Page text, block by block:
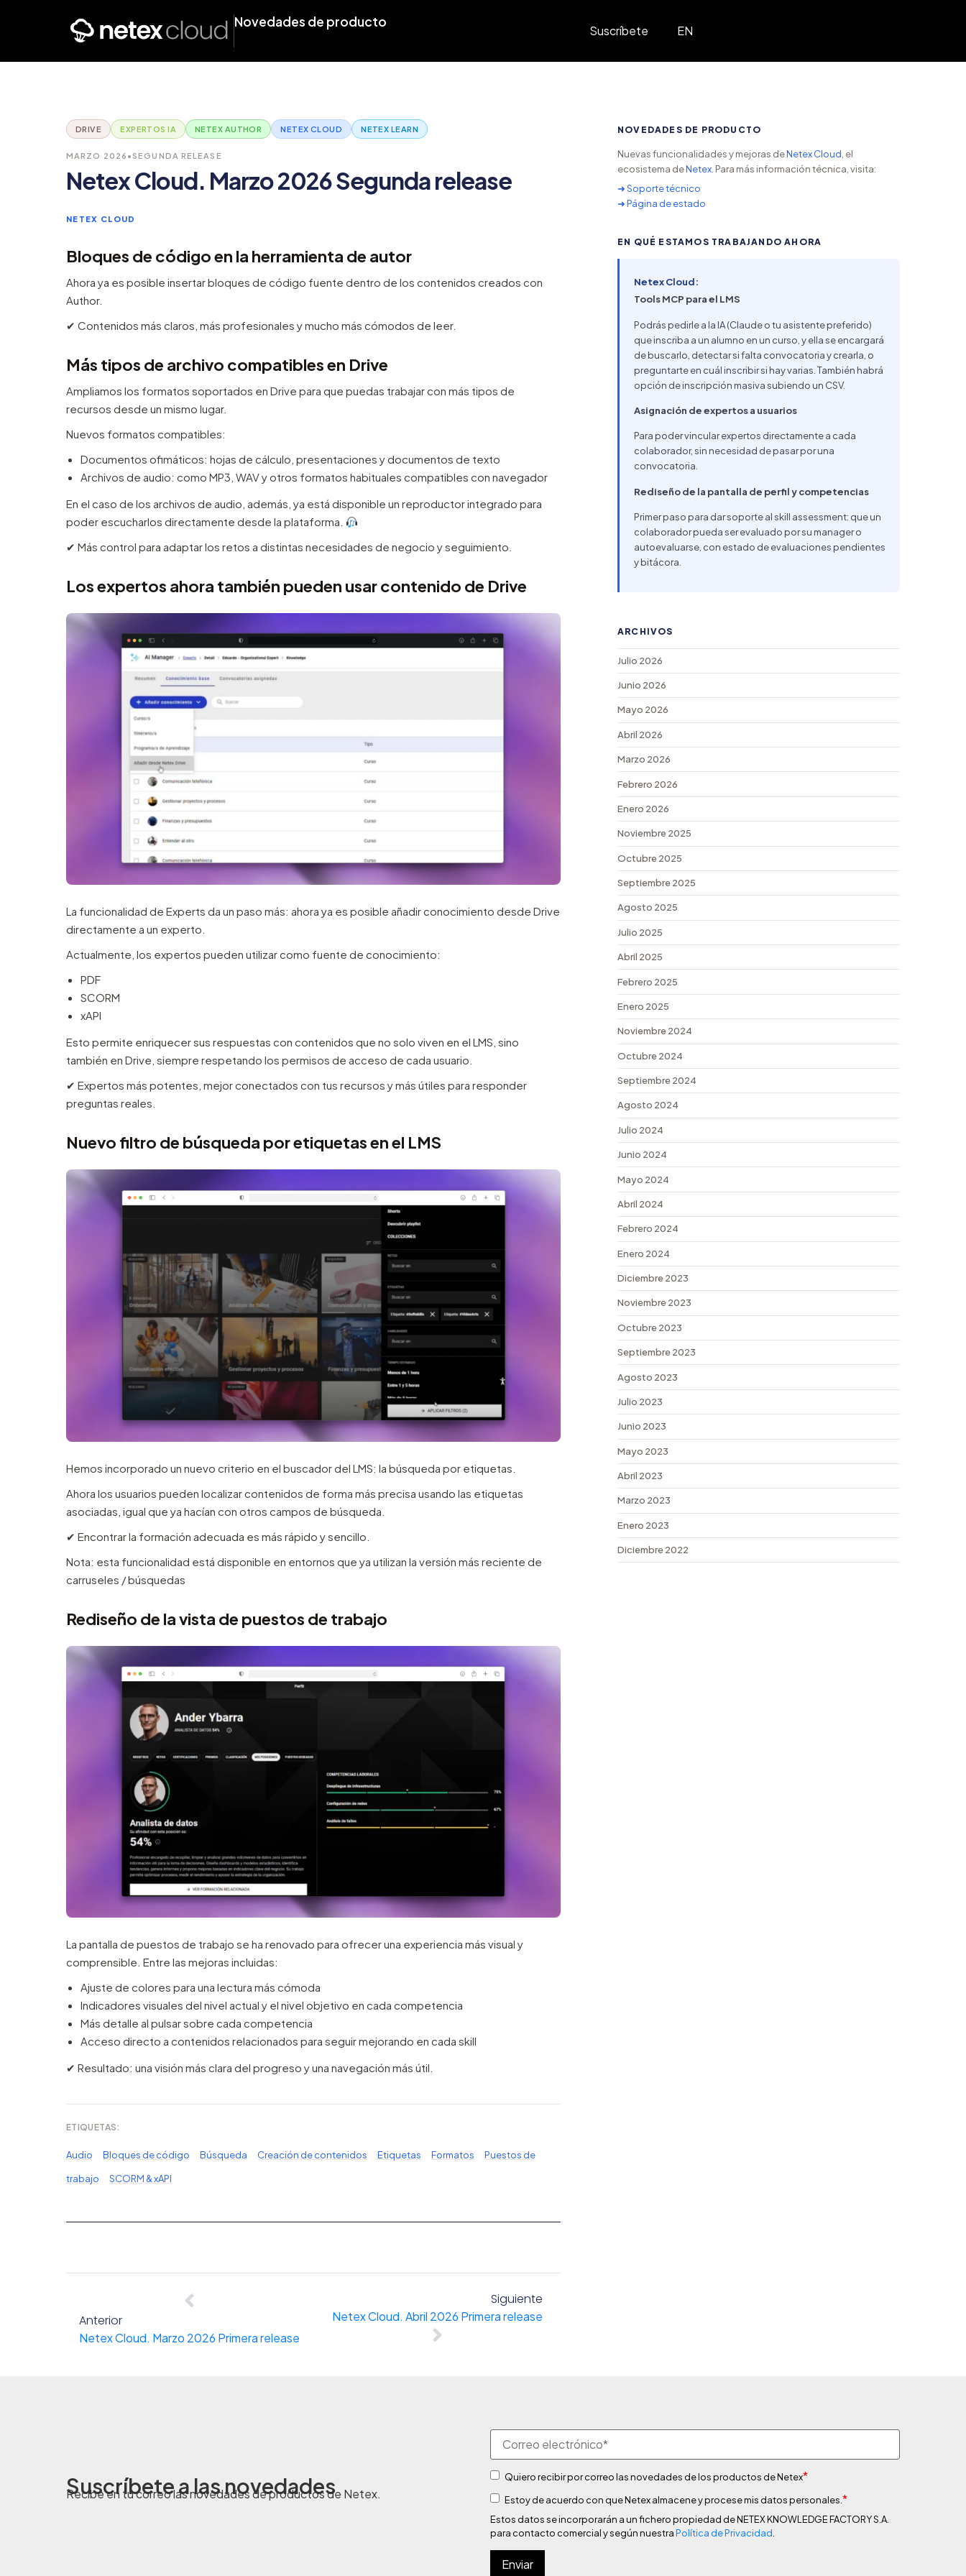
Novedades de producto
Suscríbete EN
DRIVE EXPERTOS IA NETEX AUTHOR NETEX CLOUD NETEX LEARN
MARZO 2026 • SEGUNDA RELEASE
Netex Cloud. Marzo 2026 Segunda release
NETEX CLOUD
Bloques de código en la herramienta de autor
Ahora ya es posible insertar bloques de código fuente dentro de los contenidos creados con
Author.
✔︎ Contenidos más claros, más profesionales y mucho más cómodos de leer.
Más tipos de archivo compatibles en Drive
Ampliamos los formatos soportados en Drive para que puedas trabajar con más tipos de
recursos desde un mismo lugar.
Nuevos formatos compatibles:
Documentos ofimáticos: hojas de cálculo, presentaciones y documentos de texto
Archivos de audio: como MP3, WAV y otros formatos habituales compatibles con navegador
En el caso de los archivos de audio, además, ya está disponible un reproductor integrado para
poder escucharlos directamente desde la plataforma.
✔︎ Más control para adaptar los retos a distintas necesidades de negocio y seguimiento.
Los expertos ahora también pueden usar contenido de Drive
La funcionalidad de Experts da un paso más: ahora ya es posible añadir conocimiento desde Drive
directamente a un experto.
Actualmente, los expertos pueden utilizar como fuente de conocimiento:
PDF
SCORM
xAPI
Esto permite enriquecer sus respuestas con contenidos que no solo viven en el LMS, sino
también en Drive, siempre respetando los permisos de acceso de cada usuario.
✔︎ Expertos más potentes, mejor conectados con tus recursos y más útiles para responder
preguntas reales.
Nuevo filtro de búsqueda por etiquetas en el LMS
Hemos incorporado un nuevo criterio en el buscador del LMS: la búsqueda por etiquetas.
Ahora los usuarios pueden localizar contenidos de forma más precisa usando las etiquetas
asociadas, igual que ya hacían con otros campos de búsqueda.
✔︎ Encontrar la formación adecuada es más rápido y sencillo.
Nota: esta funcionalidad está disponible en entornos que ya utilizan la versión más reciente de
carruseles / búsquedas
Rediseño de la vista de puestos de trabajo
La pantalla de puestos de trabajo se ha renovado para ofrecer una experiencia más visual y
comprensible. Entre las mejoras incluidas:
Ajuste de colores para una lectura más cómoda
Indicadores visuales del nivel actual y el nivel objetivo en cada competencia
Más detalle al pulsar sobre cada competencia
Acceso directo a contenidos relacionados para seguir mejorando en cada skill
✔︎ Resultado: una visión más clara del progreso y una navegación más útil.
ETIQUETAS:
Audio Bloques de código Búsqueda Creación de contenidos Etiquetas Formatos Puestos de
trabajo SCORM & xAPI
Anterior
Netex Cloud. Marzo 2026 Primera release
Siguiente
Netex Cloud. Abril 2026 Primera release
NOVEDADES DE PRODUCTO
Nuevas funcionalidades y mejoras deNetex Cloud , el
ecosistema deNetex . Para más información técnica, visita:
➜ Soporte técnico
➜ Página de estado
EN QUÉ ESTAMOS TRABAJANDO AHORA
Netex Cloud:
Tools MCP para el LMS
Podrás pedirle a la IA (Claude o tu asistente preferido)
que inscriba a un alumno en un curso, y ella se encargará
de buscarlo, detectar si falta convocatoria y crearla, o
preguntarte en cuál inscribir si hay varias. También habrá
opción de inscripción masiva subiendo un CSV.
Asignación de expertos a usuarios
Para poder vincular expertos directamente a cada
colaborador, sin necesidad de pasar por una
convocatoria.
Rediseño de la pantalla de perfil y competencias
Primer paso para dar soporte al skill assessment: que un
colaborador pueda ser evaluado por su manager o
autoevaluarse, con estado de evaluaciones pendientes
y bitácora.
ARCHIVOS
Julio 2026
Junio 2026
Mayo 2026
Abril 2026
Marzo 2026
Febrero 2026
Enero 2026
Noviembre 2025
Octubre 2025
Septiembre 2025
Agosto 2025
Julio 2025
Abril 2025
Febrero 2025
Enero 2025
Noviembre 2024
Octubre 2024
Septiembre 2024
Agosto 2024
Julio 2024
Junio 2024
Mayo 2024
Abril 2024
Febrero 2024
Enero 2024
Diciembre 2023
Noviembre 2023
Octubre 2023
Septiembre 2023
Agosto 2023
Julio 2023
Junio 2023
Mayo 2023
Abril 2023
Marzo 2023
Enero 2023
Diciembre 2022
Suscríbete a las novedades
Recibe en tu correo las novedades de productos de Netex.
Quiero recibir por correo las novedades de los productos de Netex*
Estoy de acuerdo con que Netex almacene y procese mis datos personales.*
Estos datos se incorporarán a un fichero propiedad de NETEX KNOWLEDGE FACTORY S.A.
para contacto comercial y según nuestraPolítica de Privacidad